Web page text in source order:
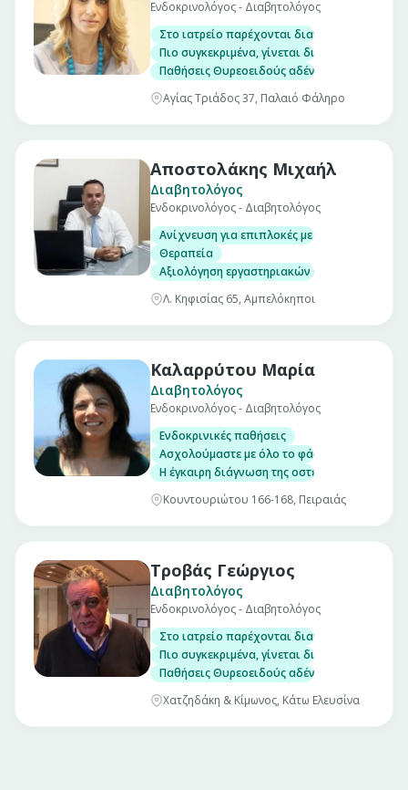
Ενδοκρινολόγος - Διαβητολόγος
Στο ιατρείο παρέχονται διαγνωστικές,
Πιο συγκεκριμένα, γίνεται διάγνωση και
Παθήσεις Θυρεοειδούς αδένα, με
Αγίας Τριάδος 37, Παλαιό Φάληρο
Αποστολάκης Μιχαήλ
Διαβητολόγος
Ενδοκρινολόγος - Διαβητολόγος
Ανίχνευση για επιπλοκές με κλινική
Θεραπεία
Αξιολόγηση εργαστηριακών εξετάσεων
Λ. Κηφισίας 65, Αμπελόκηποι
Καλαρρύτου Μαρία
Διαβητολόγος
Ενδοκρινολόγος - Διαβητολόγος
Ενδοκρινικές παθήσεις
Ασχολούμαστε με όλο το φάσμα των
Η έγκαιρη διάγνωση της οστεοπενίας και
Κουντουριώτου 166-168, Πειραιάς
Τροβάς Γεώργιος
Διαβητολόγος
Ενδοκρινολόγος - Διαβητολόγος
Στο ιατρείο παρέχονται διαγνωστικές,
Πιο συγκεκριμένα, γίνεται διάγνωση και
Παθήσεις Θυρεοειδούς αδένα, με
Χατζηδάκη & Κίμωνος, Κάτω Ελευσίνα